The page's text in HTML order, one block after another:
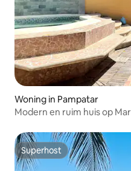
Woning in Pampatar
Modern en ruim huis op
Superhost
Superhost